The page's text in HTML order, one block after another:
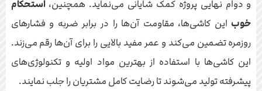
و دوام نهایی پروژه کمک شایانی می‌نماید. همچنین،استحکام
خوب این کاشی‌ها، مقاومت آن‌ها را در برابر ضربه و فشارهای
روزمره تضمین می‌کند و عمر مفید بالایی را برای آن‌ها رقم می‌زند.
این کاشی‌ها با استفاده از بهترین مواد اولیه و تکنولوژی‌های
پیشرفته تولید می‌شوند تا رضایت کامل مشتریان را جلب نمایند.